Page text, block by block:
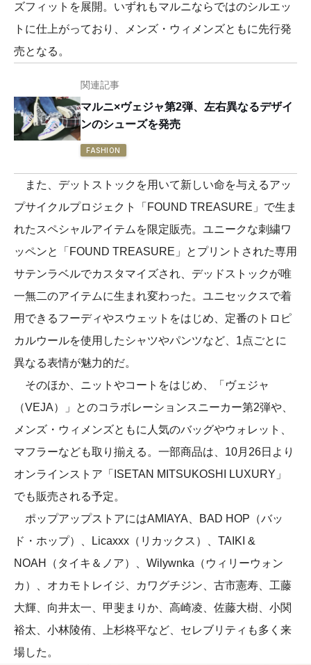
ズフィットを展開。いずれもマルニならではのシルエッ
トに仕上がっており、メンズ・ウィメンズともに先行発
売となる。
関連記事
マルニ×ヴェジャ第2弾、左右異なるデザイ
ンのシューズを発売
FASHION
また、デットストックを用いて新しい命を与えるアッ
プサイクルプロジェクト「FOUND TREASURE」で生ま
れたスペシャルアイテムを限定販売。ユニークな刺繍ワ
ッペンと「FOUND TREASURE」とプリントされた専用
サテンラベルでカスタマイズされ、デッドストックが唯
一無二のアイテムに生まれ変わった。ユニセックスで着
用できるフーディやスウェットをはじめ、定番のトロピ
カルウールを使用したシャツやパンツなど、1点ごとに
異なる表情が魅力的だ。
そのほか、ニットやコートをはじめ、「ヴェジャ
（VEJA）」とのコラボレーションスニーカー第2弾や、
メンズ・ウィメンズともに人気のバッグやウォレット、
マフラーなども取り揃える。一部商品は、10月26日より
オンラインストア「ISETAN MITSUKOSHI LUXURY」
でも販売される予定。
ポップアップストアにはAMIAYA、BAD HOP（バッ
ド・ホップ）、Licaxxx（リカックス）、TAIKI &
NOAH（タイキ＆ノア）、Wilywnka（ウィリーウォン
カ）、オカモトレイジ、カワグチジン、古市憲寿、工藤
大輝、向井太一、甲斐まりか、高崎凌、佐藤大樹、小関
裕太、小林陵侑、上杉柊平など、セレブリティも多く来
場した。